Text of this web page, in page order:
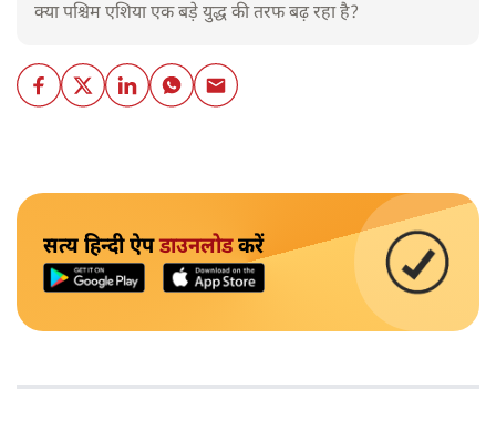
क्या पश्चिम एशिया एक बड़े युद्ध की तरफ बढ़ रहा है?
सत्य हिन्दी ऐपडाउनलोडकरें